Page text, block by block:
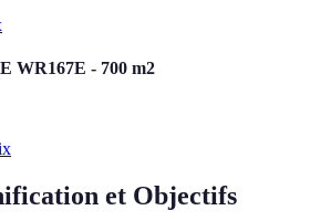
WR167E - 700 m2
et Objectifs